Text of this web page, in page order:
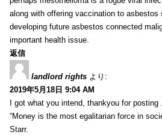
along with offering vaccination to
developing future asbestos connected
important health issue.
返信
landlord rights より:
2019年5月18日 9:04 AM
I got what you intend, thankyou for
“Money is the most egalitarian force in
Starr.